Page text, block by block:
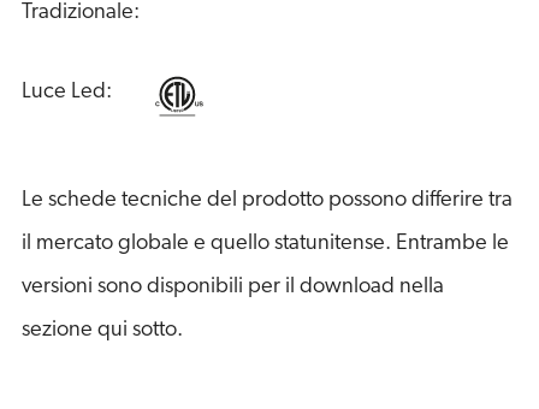
Tradizionale:
Luce Led:
Le schede tecniche del prodotto possono differire tra
il mercato globale e quello statunitense. Entrambe le
versioni sono disponibili per il download nella
sezione qui sotto.